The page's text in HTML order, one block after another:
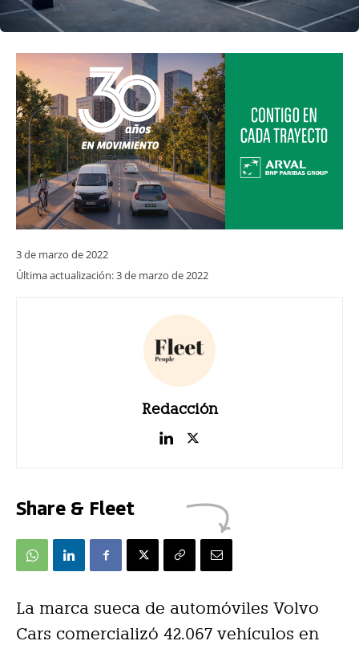
3 de marzo de 2022
Última actualización:3 de marzo de 2022
Redacción
Share & Fleet
La marca sueca de automóviles Volvo
Cars comercializó 42.067 vehículos en